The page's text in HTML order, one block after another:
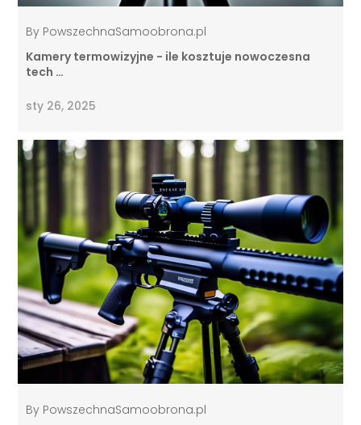
By PowszechnaSamoobrona.pl
Kamery termowizyjne - ile kosztuje nowoczesna
tech …
sty 26, 2025
By PowszechnaSamoobrona.pl